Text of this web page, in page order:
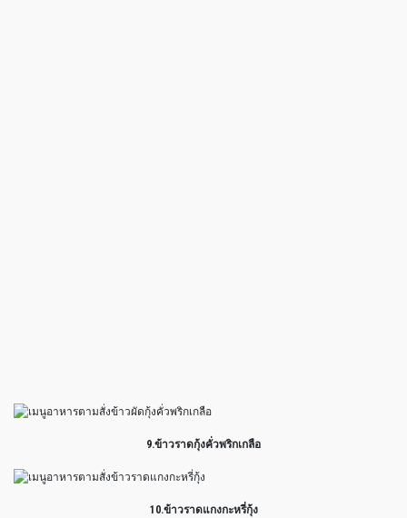
9.ข้าวราดกุ้งคั่วพริกเกลือ
10.ข้าวราดแกงกะหรี่กุ้ง